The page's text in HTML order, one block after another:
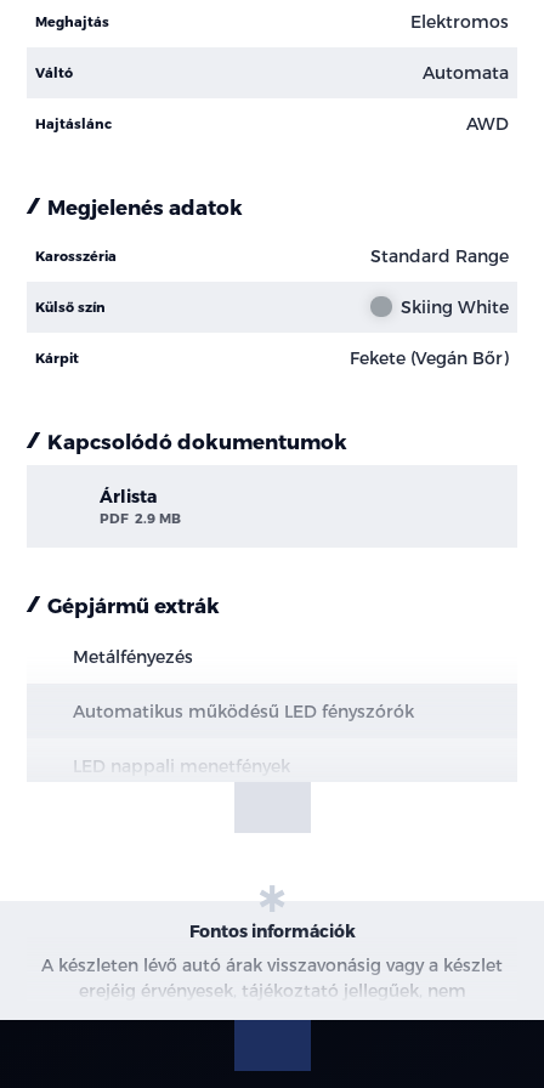
Meghajtás Elektromos
Váltó Automata
Hajtáslánc AWD
Megjelenés adatok
Karosszéria Standard Range
Külső szín Skiing White
Kárpit Fekete (Vegán Bőr)
Kapcsolódó dokumentumok
Árlista
PDF 2.9 MB
Gépjármű extrák
Metálfényezés
Automatikus működésű LED fényszórók
LED nappali menetfények
Intelligens távolsági fényszóró vezérlés (IHBC)
Fontos információk
A készleten lévő autó árak visszavonásig vagy a készlet
erejéig érvényesek, tájékoztató jellegűek, nem
minősülnek ajánlattételnek, a képek csak illusztrációk. A
információkért kérjen árajánlatot vagy vegye fel velünk a